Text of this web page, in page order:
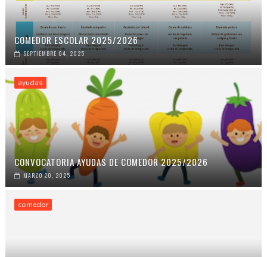
COMEDOR ESCOLAR 2025/2026
SEPTIEMBRE 04, 2025
ayudas
CONVOCATORIA AYUDAS DE COMEDOR 2025/2026
MARZO 20, 2025
comedor